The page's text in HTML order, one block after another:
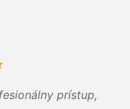
prístup,